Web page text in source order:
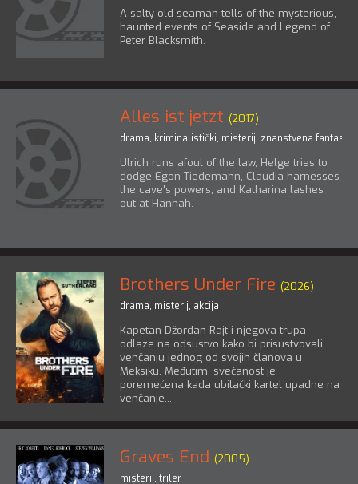
A salty old seaman tells of the mysterious,
haunted events of Seaside and Legend of
Peter Blacksmith.
Alles ist jetzt (2017)
drama, kriminalistički, misterij, znanstvena
Ulrich runs afoul of the law, Helge tries to
dodge Egon Tiedemann, Claudia harnesses
the cave's powers, and Katharina lashes
out at Hannah.
Brothers Under Fire (2026)
drama, misterij, akcija
Kapetan Džordan Rajt i njegova trupa
odlaze na odsustvo kako bi prisustvovali
venčanju jednog od svojih članova u
Meksiku. Međutim, svečanost je
poremećena kada ubilački kartel upadne na
venčanje...
Graves End (2005)
misterij, triler